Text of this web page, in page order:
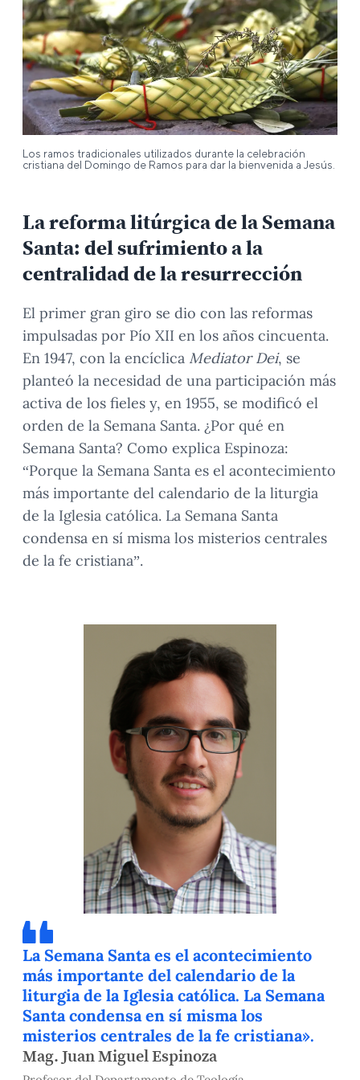
Los ramos tradicionales utilizados durante la celebración
cristiana del Domingo de Ramos para dar la bienvenida a Jesús.
La reforma litúrgica de la Semana
Santa: del sufrimiento a la
centralidad de la resurrección
El primer gran giro se dio con las reformas
impulsadas por Pío XII en los años cincuenta.
En 1947, con la encíclica Mediator Dei, se
planteó la necesidad de una participación más
activa de los fieles y, en 1955, se modificó el
orden de la Semana Santa. ¿Por qué en
Semana Santa? Como explica Espinoza:
“Porque la Semana Santa es el acontecimiento
más importante del calendario de la liturgia
de la Iglesia católica. La Semana Santa
condensa en sí misma los misterios centrales
de la fe cristiana”.
La Semana Santa es el acontecimiento
más importante del calendario de la
liturgia de la Iglesia católica. La Semana
Santa condensa en sí misma los
misterios centrales de la fe cristiana».
Mag. Juan Miguel Espinoza